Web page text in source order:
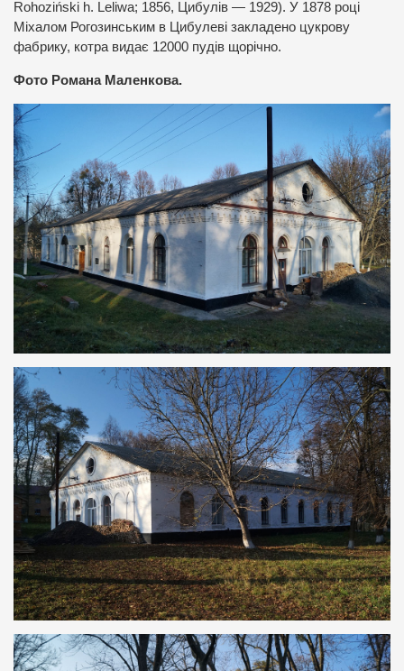
Rohoziński h. Leliwa; 1856, Цибулів — 1929). У 1878 році
Міхалом Рогозинським в Цибулеві закладено цукрову
фабрику, котра видає 12000 пудів щорічно.
Фото Романа Маленкова.